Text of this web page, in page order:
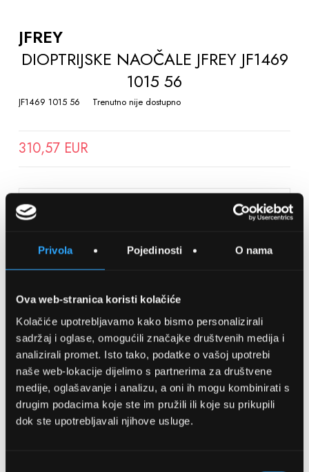
Privola Pojedinosti O nama
Ova web-stranica koristi kolačiće
Kolačiće upotrebljavamo kako bismo personalizirali
sadržaj i oglase, omogućili značajke društvenih medija i
analizirali promet. Isto tako, podatke o vašoj upotrebi
naše web-lokacije dijelimo s partnerima za društvene
medije, oglašavanje i analizu, a oni ih mogu kombinirati s
drugim podacima koje ste im pružili ili koje su prikupili
dok ste upotrebljavali njihove usluge.
THE
BEGINNING
OF
GALLERY
JFREY
DIOPTRIJSKE NAOČALE JFREY JF1469
1015 56
JF1469 1015 56 Trenutno nije dostupno
310,57 EUR
SPREMITE NA LISTU ŽELJA
Detalji
OPTIKA NJEGO, POSLOVNICA 1